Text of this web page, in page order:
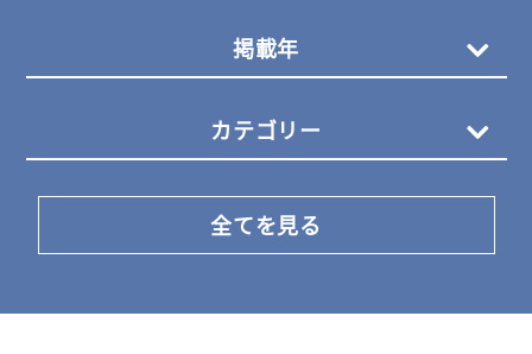
掲載年
カテゴリー
全てを見る